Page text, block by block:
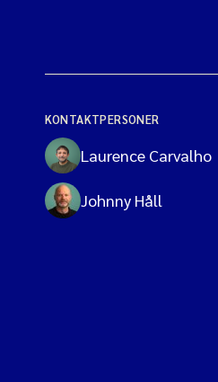
KONTAKTPERSONER
Laurence Carvalho
Johnny Håll